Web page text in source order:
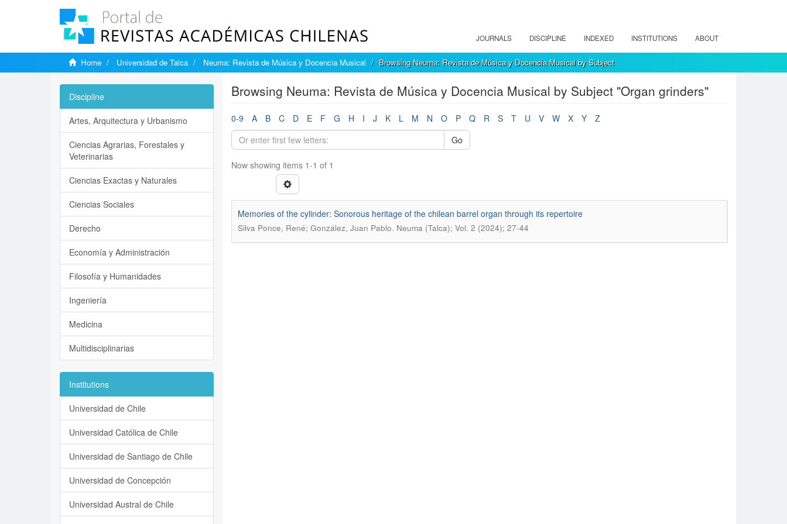
JOURNALS DISCIPLINE INDEXED INSTITUTIONS ABOUT
Home Universidad de Talca Neuma: Revista de Música y Docencia Musical Browsing Neuma: Revista de Música y Docencia Musical by Subject
Browsing Neuma: Revista de Música y Docencia Musical by Subject "Organ grinders"
0-9 A B C D E F G H I J K L M N O P Q R S T U V W X Y
Z
Go
Now showing items 1-1 of 1
Memories of the cylinder: Sonorous heritage of the chilean barrel organ through its repertoire
Silva Ponce, René; González, Juan Pablo. Neuma (Talca); Vol. 2 (2024); 27-44
Discipline
Artes, Arquitectura y Urbanismo
Ciencias Agrarias, Forestales y
Veterinarias
Ciencias Exactas y Naturales
Ciencias Sociales
Derecho
Economía y Administración
Filosofía y Humanidades
Ingeniería
Medicina
Multidisciplinarias
Institutions
Universidad de Chile
Universidad Católica de Chile
Universidad de Santiago de Chile
Universidad de Concepción
Universidad Austral de Chile